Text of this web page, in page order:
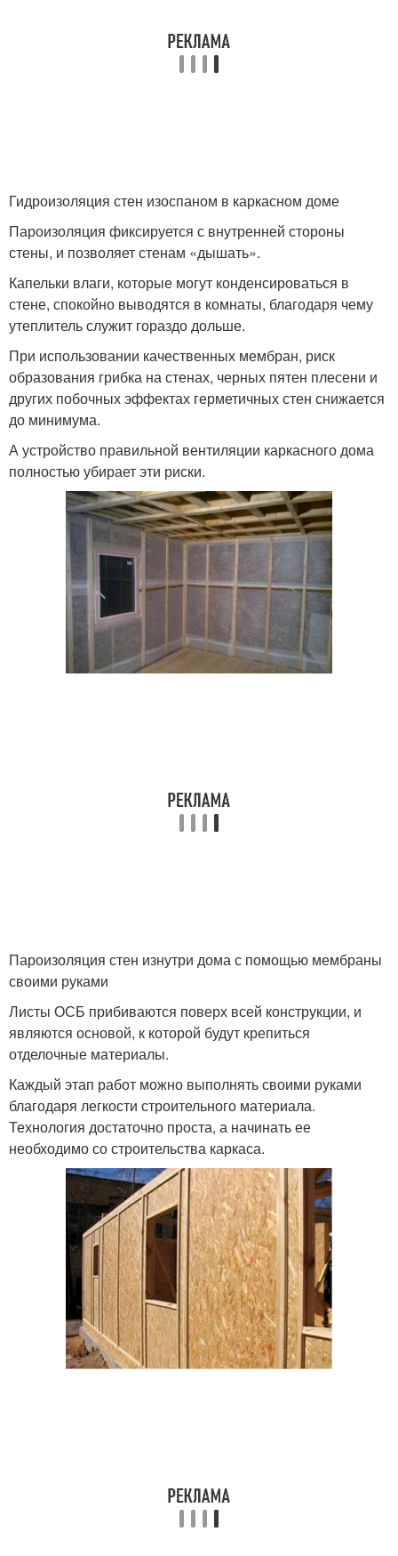
Гидроизоляция стен изоспаном в каркасном доме
Пароизоляция фиксируется с внутренней стороны
стены, и позволяет стенам «дышать».
Капельки влаги, которые могут конденсироваться в
стене, спокойно выводятся в комнаты, благодаря чему
утеплитель служит гораздо дольше.
При использовании качественных мембран, риск
образования грибка на стенах, черных пятен плесени и
других побочных эффектах герметичных стен снижается
до минимума.
А устройство правильной вентиляции каркасного дома
полностью убирает эти риски.
Пароизоляция стен изнутри дома с помощью мембраны
своими руками
Листы ОСБ прибиваются поверх всей конструкции, и
являются основой, к которой будут крепиться
отделочные материалы.
Каждый этап работ можно выполнять своими руками
благодаря легкости строительного материала.
Технология достаточно проста, а начинать ее
необходимо со строительства каркаса.